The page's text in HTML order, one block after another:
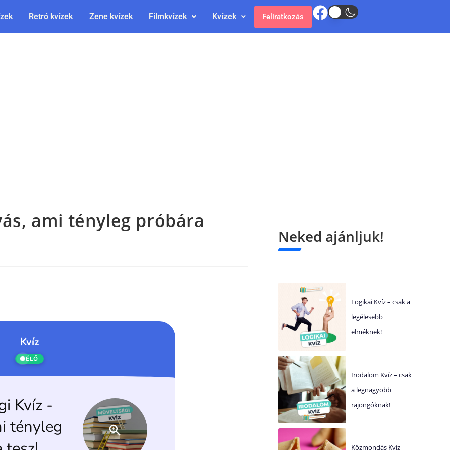
Retró kvízek Zene kvízek Filmkvízek Kvízek Feliratkozás
ami tényleg próbára
Neked ajánljuk!
Logikai Kvíz – csak a
legélesebb
elméknek!
Irodalom Kvíz – csak
a legnagyobb
rajongóknak!
Közmondás Kvíz –